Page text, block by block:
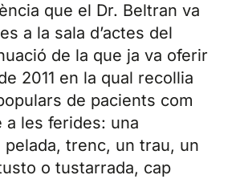
que el Dr. Beltran va
a la sala d’actes del
de la que ja va oferir
2011 en la qual recollia
de pacients com
a les ferides: una
pelada, trenc, un trau, un
o tustarrada, cap